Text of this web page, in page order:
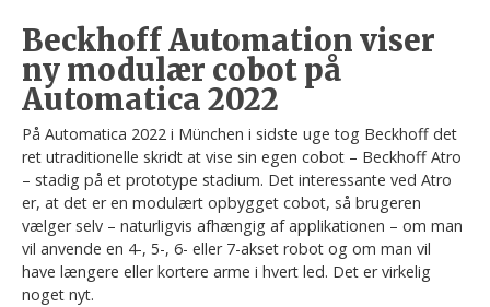
Beckhoff Automation viser
ny modulær cobot på
Automatica 2022
På Automatica 2022 i München i sidste uge tog Beckhoff det
ret utraditionelle skridt at vise sin egen cobot – Beckhoff Atro
– stadig på et prototype stadium. Det interessante ved Atro
er, at det er en modulært opbygget cobot, så brugeren
vælger selv – naturligvis afhængig af applikationen – om man
vil anvende en 4-, 5-, 6- eller 7-akset robot og om man vil
have længere eller kortere arme i hvert led. Det er virkelig
noget nyt.